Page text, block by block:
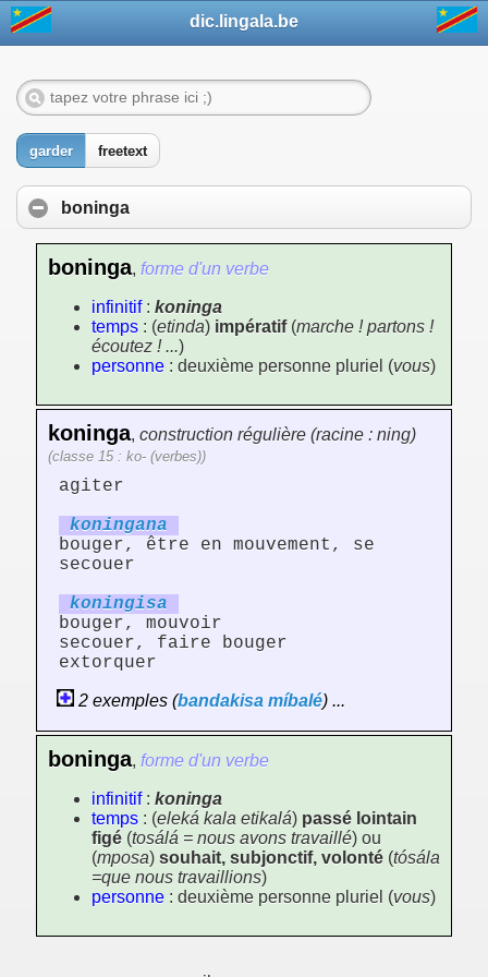
dic.lingala.be
garder freetext
boninga
boninga, forme d'un verbe
infinitif: koninga
temps : (etinda) impératif(marche ! partons !
écoutez ! ...)
personne : deuxième personne pluriel (vous)
koninga, construction régulière (racine : ning)
(classe 15 : ko- (verbes))
agiter
koningana
bouger, être en mouvement, se
secouer
koningisa
bouger, mouvoir
secouer, faire bouger
extorquer
2 exemples (bandakisa míbalé) ...
boninga, forme d'un verbe
infinitif: koninga
temps : (eleká kala etikalá) passé lointain
figé (tosálá = nous avons travaillé) ou
(mposa) souhait, subjonctif, volonté (tósála
=que nous travaillions)
personne : deuxième personne pluriel (vous)